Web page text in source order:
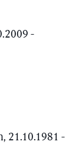
-
21.10.1981 -